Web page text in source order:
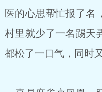
医的心思帮忙报了名
村里就少了一名踢天
都松了一口气，同时